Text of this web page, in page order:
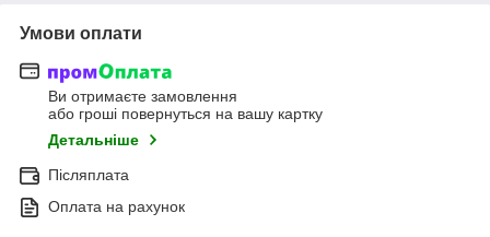
Умови оплати
Ви отримаєте замовлення
або гроші повернуться на вашу картку
Детальніше
Післяплата
Оплата на рахунок